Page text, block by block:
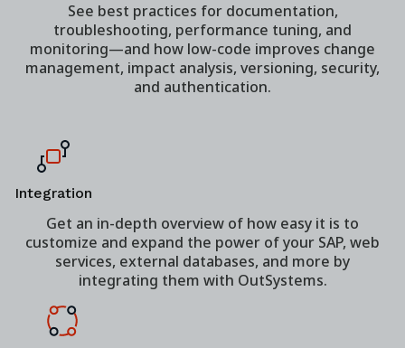
See best practices for documentation,
troubleshooting, performance tuning, and
monitoring—and how low-code improves change
management, impact analysis, versioning, security,
and authentication.
Integration
Get an in-depth overview of how easy it is to
customize and expand the power of your SAP, web
services, external databases, and more by
integrating them with OutSystems.